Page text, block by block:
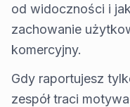
od widoczności i
zachowanie
komercyjny.
Gdy raportujesz
zespół traci